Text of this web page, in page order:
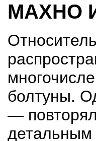
МАХНО
болтуны.
—
детальным